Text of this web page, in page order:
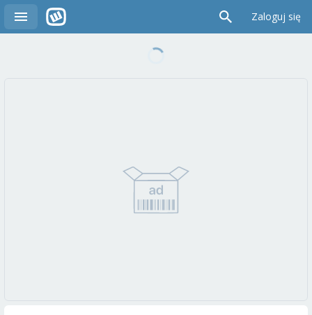
Zaloguj się